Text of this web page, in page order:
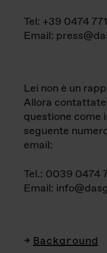
Tel: +39 0474
Email:
Lei non è un
Allora
questione come
seguente
email:
Tel.: 0039 0474
Email:
Background